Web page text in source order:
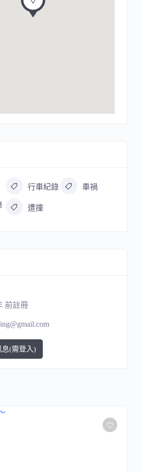
行車紀錄 車禍
遭撞
前註冊
息(需登入)